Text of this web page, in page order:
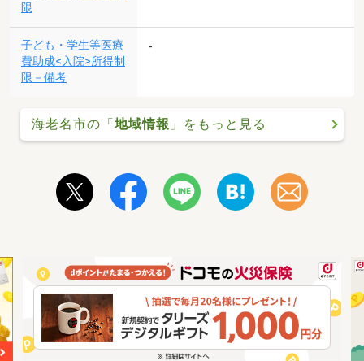
限
子ども・学生等医療
費助成<入院>所得制
限－備考
-
海老名市の「地域情報 」をもっと見る